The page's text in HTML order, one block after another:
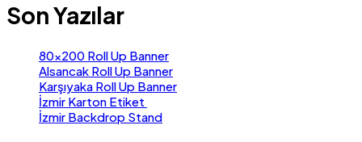
Son Yazılar
80×200 Roll Up Banner
Alsancak Roll Up Banner
Karşıyaka Roll Up Banner
İzmir Karton Etiket
İzmir Backdrop Stand